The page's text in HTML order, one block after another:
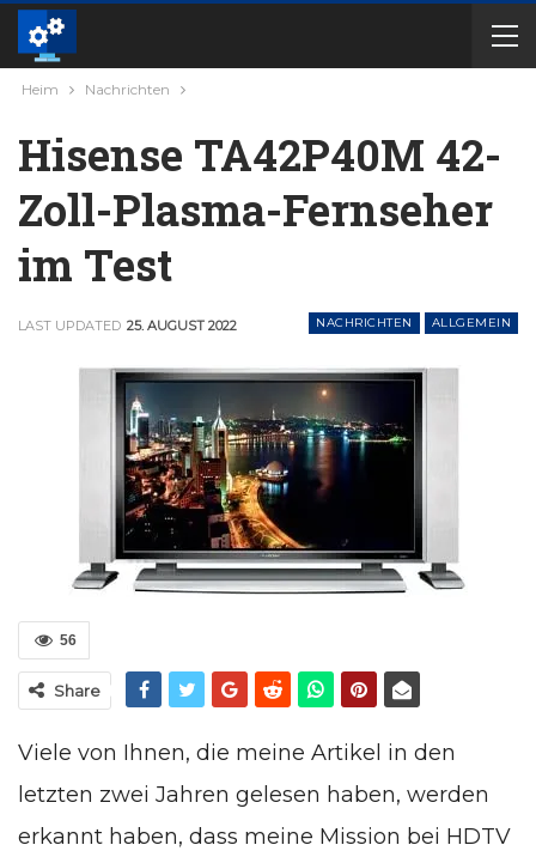
Heim Nachrichten
Hisense TA42P40M 42-
Zoll-Plasma-Fernseher
im Test
NACHRICHTEN ALLGEMEIN
LAST UPDATED 25. AUGUST 2022
56
Share
Viele von Ihnen, die meine Artikel in den
letzten zwei Jahren gelesen haben, werden
erkannt haben, dass meine Mission bei HDTV